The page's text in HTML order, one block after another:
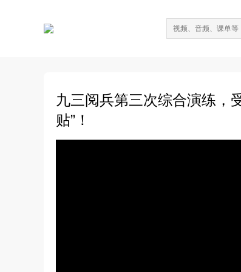
九三阅兵第三次综合演练，
贴”！